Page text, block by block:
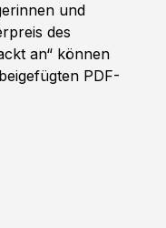
und
des
an“ können
PDF-